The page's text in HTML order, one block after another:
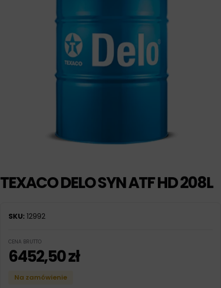
TEXACO DELO SYN ATF HD 208L
SKU: 12992
CENA BRUTTO
6452,50zł
Na zamówienie